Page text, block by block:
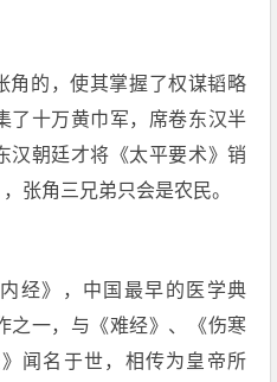
角的，使其掌握了权谋韬略
了十万黄巾军，席卷东汉半
汉朝廷才将《太平要术》销
张角三兄弟只会是农民。
经》，中国最早的医学典
之一，与《难经》、《伤寒
闻名于世，相传为皇帝所